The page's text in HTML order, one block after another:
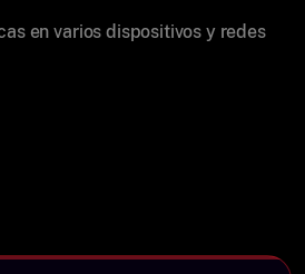
en varios dispositivos y redes